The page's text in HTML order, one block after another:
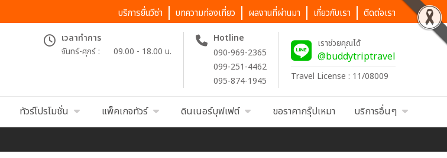
บริการยื่นวีซ่า บทความท่องเที่ยว ผลงานที่ผ่านมา เกี่ยวกับเรา ติดต่อเรา
เวลาทำการ
จันทร์-ศุกร์ :
09.00 - 18.00 น.
Hotline
090-969-2365
099-251-4462
095-874-1945
เราช่วยคุณได้
@buddytriptravel
Travel License : 11/08009
ทัวร์โปรโมชั่น แพ็คเกจทัวร์ ดินเนอร์บุฟเฟต์ ขอราคากรุ๊ปเหมา บริการอื่นๆ